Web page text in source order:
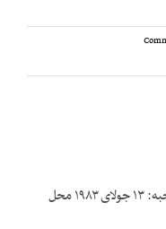
روایت‌کننده: آقای خسرو شاکری تاریخ مصاحبه: ۱۳ جولای ۱۹۸۳ محل